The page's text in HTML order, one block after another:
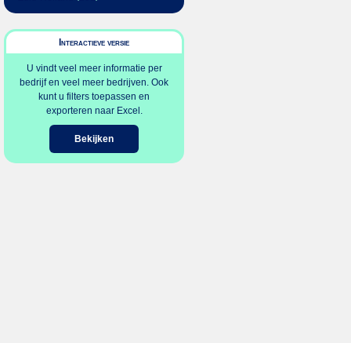
Interactieve versie
U vindt veel meer informatie per
bedrijf en veel meer bedrijven. Ook
kunt u filters toepassen en
exporteren naar Excel.
Bekijken